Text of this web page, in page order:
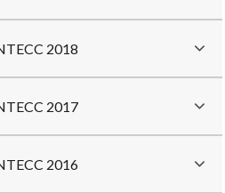
2018
2017
2016